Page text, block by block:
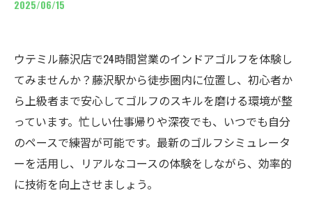
2025/06/15
ウテミル藤沢店で24時間営業のインドアゴルフを体験し
てみませんか？藤沢駅から徒歩圏内に位置し、初心者か
ら上級者まで安心してゴルフのスキルを磨ける環境が整
っています。忙しい仕事帰りや深夜でも、いつでも自分
のペースで練習が可能です。最新のゴルフシミュレータ
ーを活用し、リアルなコースの体験をしながら、効率的
に技術を向上させましょう。